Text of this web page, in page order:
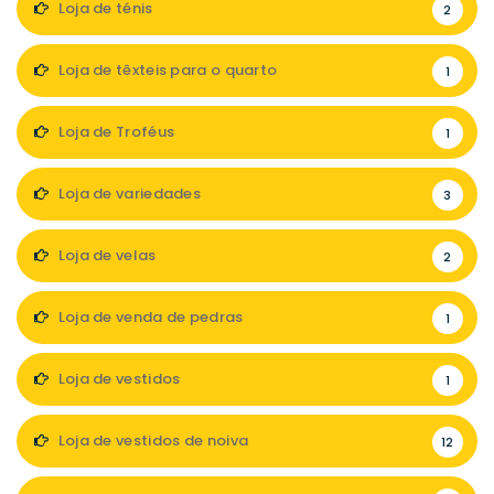
Loja de ténis 2
Loja de têxteis para o quarto 1
Loja de Troféus 1
Loja de variedades 3
Loja de velas 2
Loja de venda de pedras 1
Loja de vestidos 1
Loja de vestidos de noiva 12